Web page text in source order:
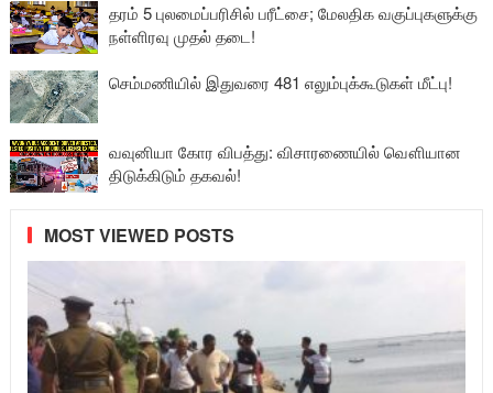
தரம் 5 புலமைப்பரிசில் பரீட்சை; மேலதிக வகுப்புகளுக்கு
நள்ளிரவு முதல் தடை!
செம்மணியில் இதுவரை 481 எலும்புக்கூடுகள் மீட்பு!
வவுனியா கோர விபத்து: விசாரணையில் வௌியான
திடுக்கிடும் தகவல்!
MOST VIEWED POSTS